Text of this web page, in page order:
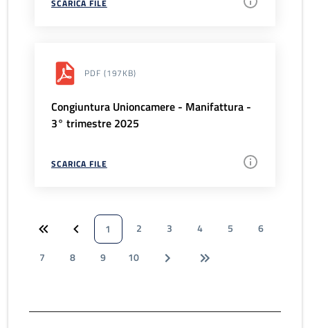
SCARICA FILE
PDF (197KB)
Congiuntura Unioncamere - Manifattura -
3° trimestre 2025
SCARICA FILE
1 2 3 4 5
6
7
8 9 10